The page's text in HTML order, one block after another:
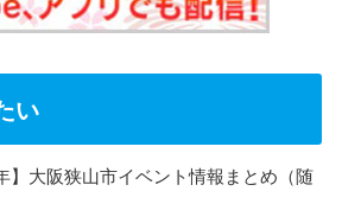
い
】大阪狭山市イベント情報まとめ（随